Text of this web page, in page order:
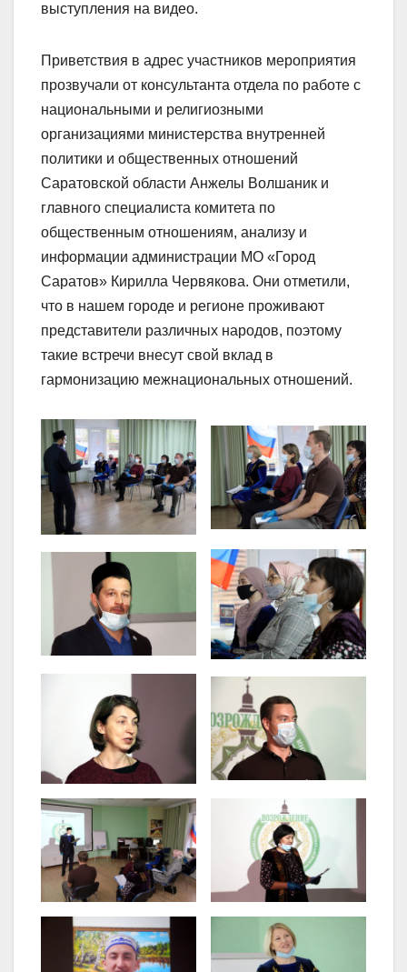
выступления на видео.
Приветствия в адрес участников мероприятия
прозвучали от консультанта отдела по работе с
национальными и религиозными
организациями министерства внутренней
политики и общественных отношений
Саратовской области Анжелы Волшаник и
главного специалиста комитета по
общественным отношениям, анализу и
информации администрации МО «Город
Саратов» Кирилла Червякова. Они отметили,
что в нашем городе и регионе проживают
представители различных народов, поэтому
такие встречи внесут свой вклад в
гармонизацию межнациональных отношений.